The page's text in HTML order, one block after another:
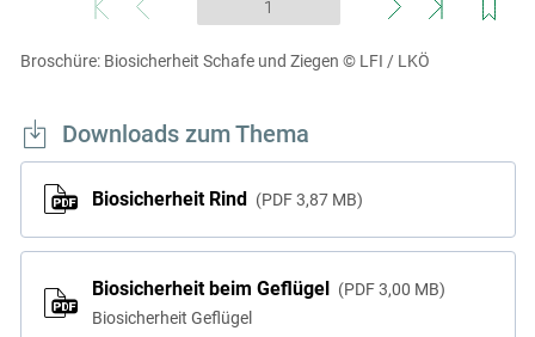
Broschüre: Biosicherheit Schafe und Ziegen © LFI / LKÖ
Downloads zum Thema
Biosicherheit Rind PDF 3,87 MB
Biosicherheit beim Geflügel PDF 3,00 MB
Biosicherheit Geflügel